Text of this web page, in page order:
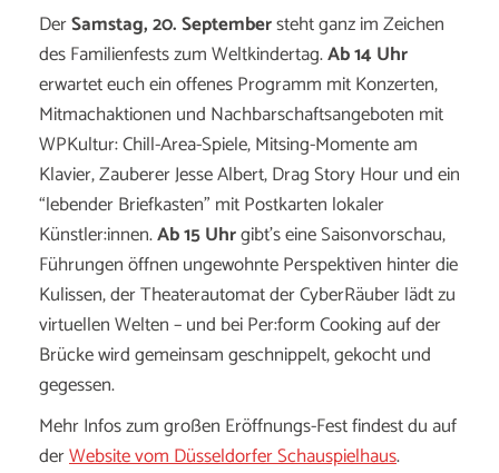
DerSamstag, 20. Septembersteht ganz im Zeichen
des Familienfests zum Weltkindertag.Ab 14 Uhr
erwartet euch ein offenes Programm mit Konzerten,
Mitmachaktionen und Nachbarschaftsangeboten mit
WPKultur: Chill-Area-Spiele, Mitsing-Momente am
Klavier, Zauberer Jesse Albert, Drag Story Hour und ein
“lebender Briefkasten” mit Postkarten lokaler
Künstler:innen.Ab 15 Uhrgibt’s eine Saisonvorschau,
Führungen öffnen ungewohnte Perspektiven hinter die
Kulissen, der Theaterautomat der CyberRäuber lädt zu
virtuellen Welten – und bei Per:form Cooking auf der
Brücke wird gemeinsam geschnippelt, gekocht und
gegessen.
Mehr Infos zum großen Eröffnungs-Fest findest du auf
derWebsite vom Düsseldorfer Schauspielhaus.